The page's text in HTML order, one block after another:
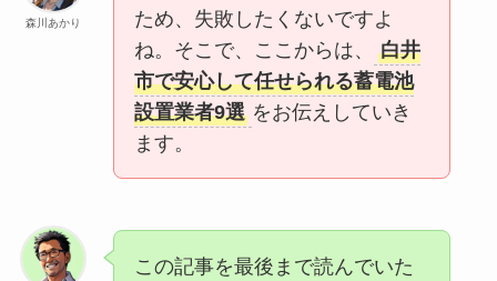
森川あかり
ため、失敗したくないですよ
ね。そこで、ここからは、
白井
市で安心して任せられる蓄電池
設置業者9選 をお伝えしていき
ます。
この記事を最後まで読んでいた